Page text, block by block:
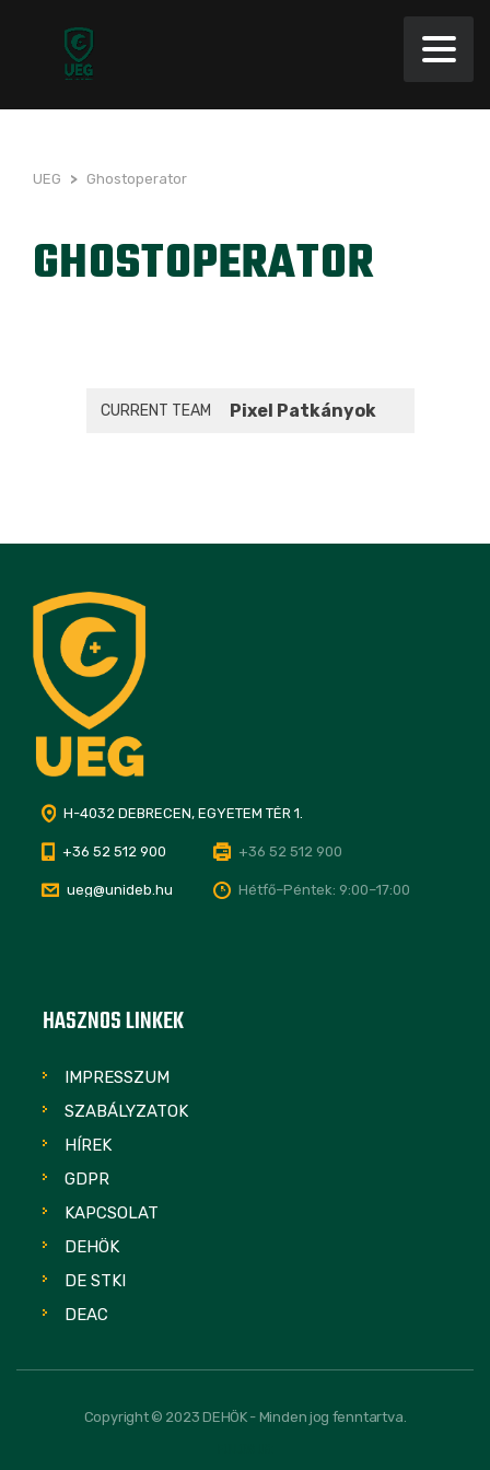
UEG > Ghostoperator
GHOSTOPERATOR
CURRENT TEAM Pixel Patkányok
H-4032 DEBRECEN, EGYETEM TÉR 1.
+36 52 512 900 +36 52 512 900
ueg@unideb.hu Hétfő–Péntek: 9:00–17:00
HASZNOS LINKEK
IMPRESSZUM
SZABÁLYZATOK
HÍREK
GDPR
KAPCSOLAT
DEHÖK
DE STKI
DEAC
Copyright © 2023 DEHÖK - Minden jog fenntartva.